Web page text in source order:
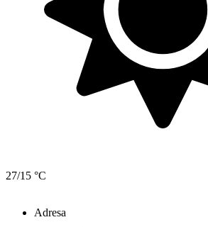
27/15 °C
Adresa